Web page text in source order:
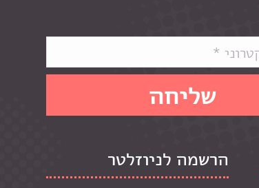
הרשמה לניוזלטר